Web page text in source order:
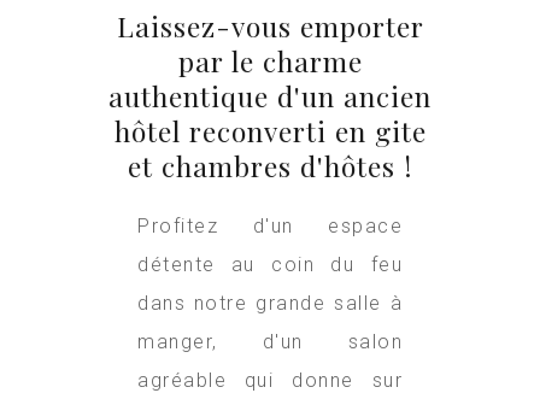
Laissez-vous emporter
par le charme
authentique d'un ancien
hôtel reconverti en gite
et chambres d'hôtes !
Profitez d'un espace
détente au coin du feu
dans notre grande salle à
manger, d'un salon
agréable qui donne sur